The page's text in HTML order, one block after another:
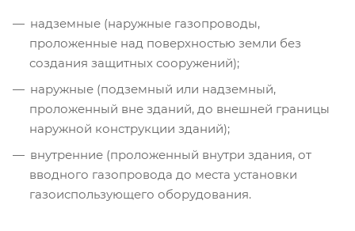
надземные (наружные газопроводы,
проложенные над поверхностью земли без
создания защитных сооружений);
наружные (подземный или надземный,
проложенный вне зданий, до внешней границы
наружной конструкции зданий);
внутренние (проложенный внутри здания, от
вводного газопровода до места установки
газоиспользующего оборудования.